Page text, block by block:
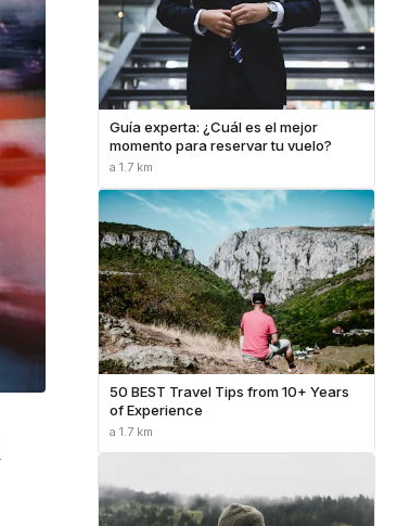
Guía experta: ¿Cuál es el mejor
momento para reservar tu vuelo?
a 1.7 km
50 BEST Travel Tips from 10+ Years
of Experience
a 1.7 km